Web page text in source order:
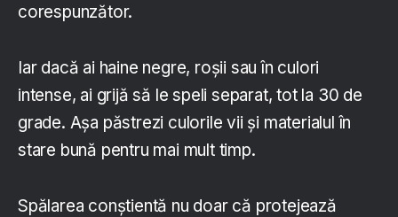
corespunzător.
Iar dacă ai haine negre, roșii sau în culori
intense, ai grijă să le speli separat, tot la 30 de
grade. Așa păstrezi culorile vii și materialul în
stare bună pentru mai mult timp.
Spălarea conștientă nu doar că protejează